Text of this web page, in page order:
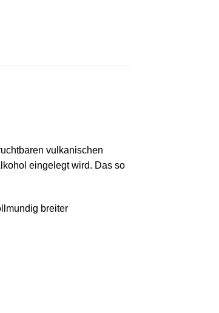
vulkanischen
eingelegt wird. Das so
breiter